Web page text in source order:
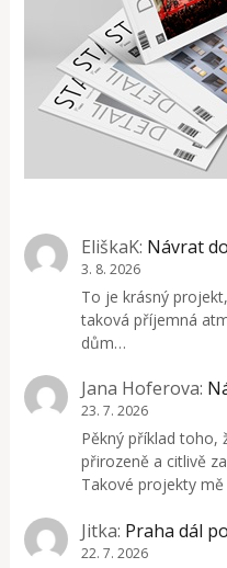
EliškaK: Návrat
3. 8. 2026
To je krásný
taková příjemná
dům…
Jana Hoferova:
23. 7. 2026
Pěkný příklad
přirozeně a citlivě
Takové projekty mě
Jitka: Praha dál
22. 7. 2026